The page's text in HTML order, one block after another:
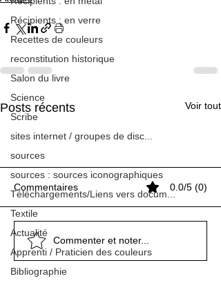
Récipients : en verre
Recettes de couleurs
reconstitution historique
Salon du livre
Science
Scribe
sites internet / groupes de disc...
sources
sources : sources iconographiques
Téléchargements/Liens vers docum...
Textile
Actualité
Apprenti / Praticien des couleurs
Bibliographie
Posts récents Voir tout
Stage de Septembre 2020
avec Marine
Cartes de voeux au
périscolaire de St-Priest
Le Roman de Renart
Stage de Septembre 2020
avec Marine
Cartes de voeux au
périscolaire de St-Priest
Le Roman de Renart
Stage de Septembre 2020
avec Marine
Commentaires 0.0/5 (0)
Commenter et noter...